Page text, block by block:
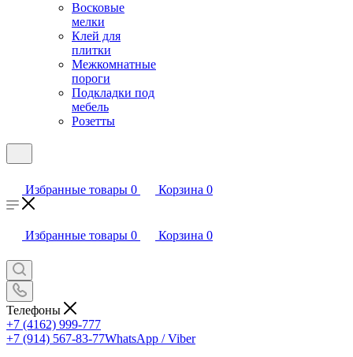
Восковые
мелки
Клей для
плитки
Межкомнатные
пороги
Подкладки под
мебель
Розетты
Избранные товары 0 Корзина 0
Избранные товары 0 Корзина 0
Телефоны
+7 (4162) 999-777
+7 (914) 567-83-77WhatsApp / Viber